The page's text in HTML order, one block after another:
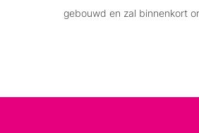
gebouwd en zal binnenkort